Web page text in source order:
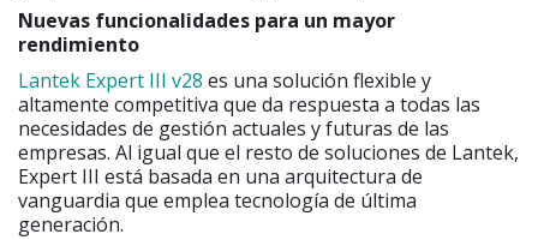
Nuevas funcionalidades para un mayor
rendimiento
Lantek Expert III v28 es una solución flexible y
altamente competitiva que da respuesta a todas las
necesidades de gestión actuales y futuras de las
empresas. Al igual que el resto de soluciones de Lantek,
Expert III está basada en una arquitectura de
vanguardia que emplea tecnología de última
generación.